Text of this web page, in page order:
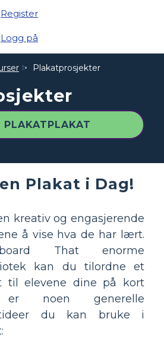
Register
Logg på
Plakatprosjekter
PLAKATPLAKAT
Plakat i Dag!
kreativ og engasjerende
å vise hva de har lært.
That enorme
kan du tilordne et
til elevene dine på kort
noen generelle
du kan bruke i